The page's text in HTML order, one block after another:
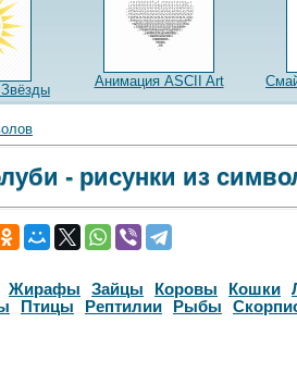
Анимация ASCII Art
- рисунки из
Жирафы Зайцы Коровы Кошки
Птицы Рептилии Рыбы